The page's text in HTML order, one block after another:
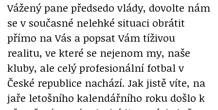
Vážený pane předsedo vlády, dovolte nám
se v současné nelehké situaci obrátit
přímo na Vás a popsat Vám tíživou
realitu, ve které se nejenom my, naše
kluby, ale celý profesionální fotbal v
České republice nachází. Jak jistě víte, na
jaře letošního kalendářního roku došlo k